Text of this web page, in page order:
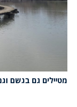
מטיילים גם בגשם